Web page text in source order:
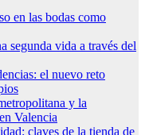
en las bodas como
segunda vida a través del
el nuevo reto
y la
Valencia
claves de la tienda de